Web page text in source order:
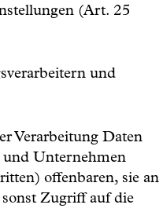
(Art. 25
und
Verarbeitung Daten
und Unternehmen
offenbaren, sie an
Zugriff auf die